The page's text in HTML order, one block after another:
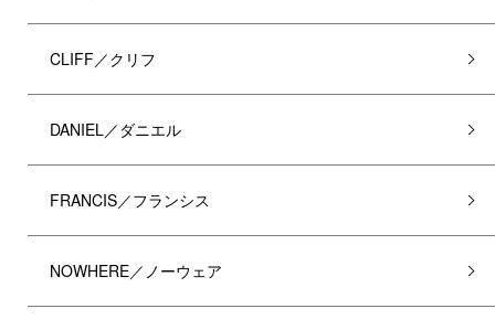
CLIFF／クリフ
DANIEL／ダニエル
FRANCIS／フランシス
NOWHERE／ノーウェア